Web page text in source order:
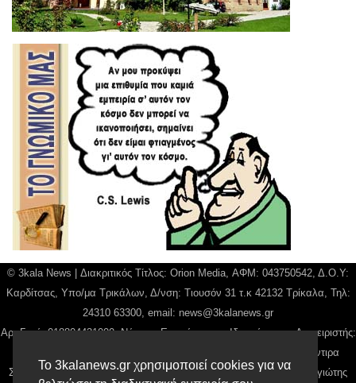
Το 3kalanews.gr χρησιμοποιεί cookies για να
© 3kala News | Διακριτικός Τίτλος: Orion Media, ΑΦΜ: 043750542, Δ.Ο.Υ:
Καρδίτσας, Υπο/μα Τρικάλων, Δ/νση: Τιουσόν 31 τ.κ 42132 Τρίκαλα, Τηλ:
24310 63300, email: news@3kalanews.gr
Αρ. Γεμή: 018804431000, Νόμιμος Εκπρόσωπος, Ιδιοκτήτης και Διαχειριστής:
Παναγιώτης Φιλίππου, Διευθύντρια: Γιαννουσά Βασιλική, Διευθύντιρα
Σύνταξης: Μπαλαμπάνη Βασιλική. Δικαιούχος domain name Παναγιώτης